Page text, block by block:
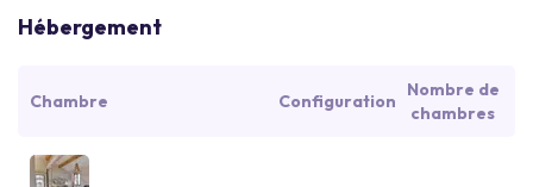
Hébergement
Chambre Configuration
Nombre de
chambres